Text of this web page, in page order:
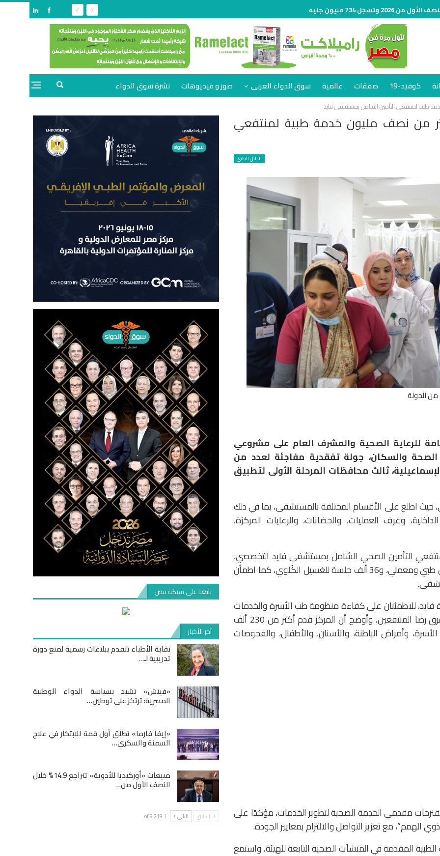
كوفيد-19 صفقات عالمية سوق الدواء العربى صور و فيديوهات نشرة سوق الدواء
طبية لمنتفعي التأمين الشامل بمستشفى فايد
من نصف مليون خدمة طبية لمنتفعي
الدليل الطبى
الجولة
للرعاية الصحية والمشرف العام على مشروعي
والسكان، جولة تفقدية مفاجئة لعدد من
ثالث محافظات المرحلة الأولى لتطبيق
اطلع على الأقسام المختلفة بالمستشفى، بما في ذلك
وغرف العمليات، والحضانات، والرعايات المركزة،
التأمين الصحي الشامل بمستشفى فايد التخصصي،
منها 130 ألف خدمة بالعيادات الخارجية، و27 ألف فحص طبي ومعملي، و36 ألف جلسة للغسيل الكُلوي، كما اطمأن
فايد، للاطمئنان على كفاءة منظومة طب الأسرة والخدمات
المقدمة في العيادات المختلفة بالمركز، والتحدث إلى فرق رضا المنتفعين، وأوضح أن المركز قدم أكثر من 230 ألف
وأمراض الباطنة، والأسنان، والأطفال، والفحوصات
مقدمي الخدمة الصحية لتطوير الخدمات، مؤكدًا على
مع تعزيز التواصل والالتزام بمعايير الجودة.
المقدمة في المنشآت الصحية التابعة للهيئة، واستمع
تابعنا على شبكة نبض
آخر الأخبار
نقابة الأطباء تتقدم ببلاغات رسمية لمنع دورة
تدريبية لـ…
«فيتش» تشيد بسياسة الدواء الوطنية
المصرية: ترتكز على توطين…
«إيفا فارما» تطلق أول قمة للابتكار في علاج
السمنة والسكري…
مبيعات «أوركيديا للأدوية» تتراجع 14.9% خلال
النصف الأول من…
السابق التالى 1 of 9٬219